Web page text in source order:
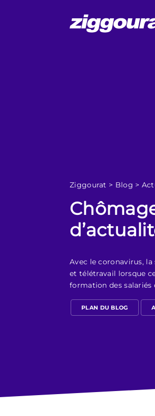
Ziggourat > Blog >
Avec le coronavirus,
et télétravail lorsque
formation des salariés
PLAN DU BLOG